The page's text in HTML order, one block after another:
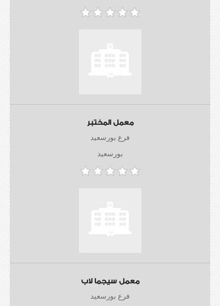
معمل المختبر
فرع بورسعيد
بورسعيد
معمل سيجما لاب
فرع بورسعيد